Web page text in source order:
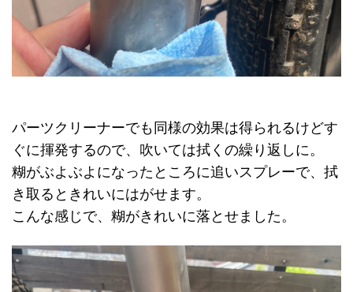
パーツクリーナーでも同様の効果は得られるけどす
ぐに揮発するので、吹いては拭くの繰り返しに。
糊がぶよぶよになったところに追いスプレーで、拭
き取るときれいにはがせます。
こんな感じで、糊がきれいに落とせました。